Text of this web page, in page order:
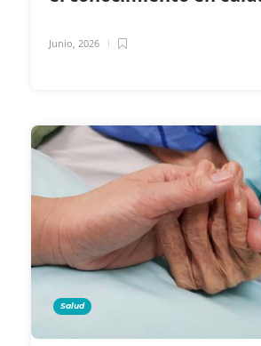
Junio, 2026
Salud